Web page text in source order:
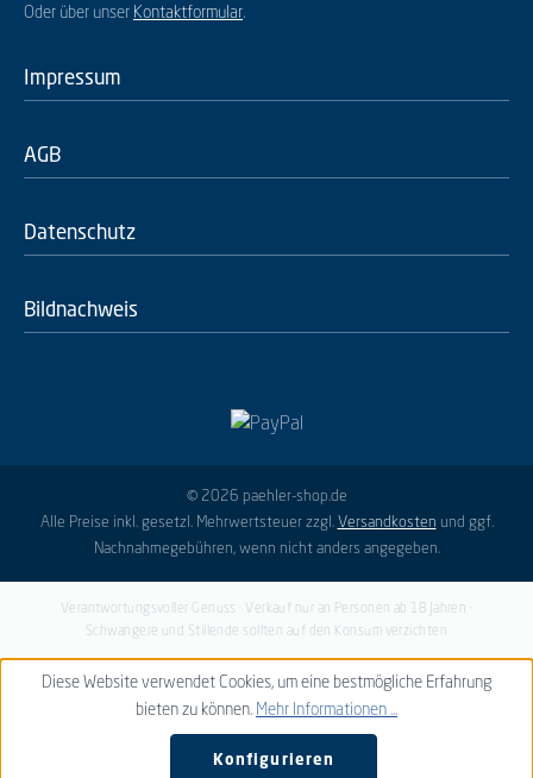
Oder über unser Kontaktformular.
Impressum
AGB
Datenschutz
Bildnachweis
© 2026 paehler-shop.de
Alle Preise inkl. gesetzl. Mehrwertsteuer zzgl. Versandkosten und ggf.
Nachnahmegebühren, wenn nicht anders angegeben.
Verantwortungsvoller Genuss · Verkauf nur an Personen ab 18 Jahren ·
Schwangere und Stillende sollten auf den Konsum verzichten
Diese Website verwendet Cookies, um eine bestmögliche Erfahrung
bieten zu können. Mehr Informationen ...
Konfigurieren